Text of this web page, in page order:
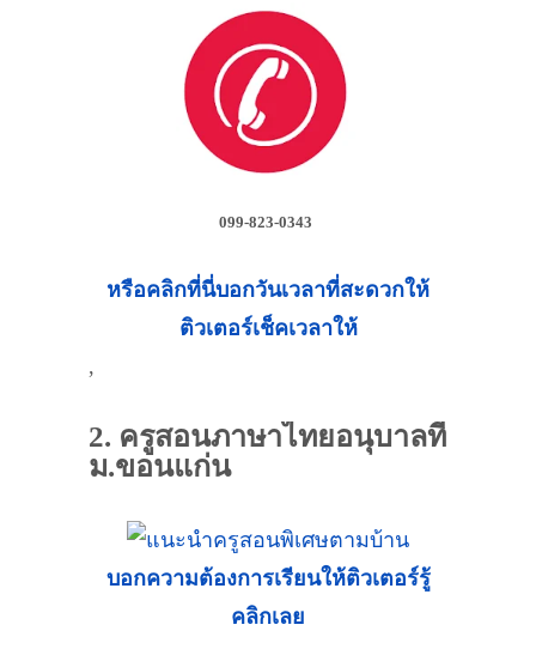
099-823-0343
หรือคลิกที่นี่บอกวันเวลาที่สะดวกให้
ติวเตอร์เช็คเวลาให้
,
2. ครูสอนภาษาไทยอนุบาลที่
ม.ขอนแก่น
บอกความต้องการเรียนให้ติวเตอร์รู้
คลิกเลย